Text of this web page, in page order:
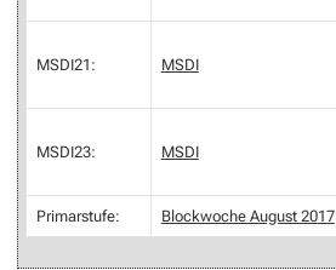
MSDI21: MSDI
MSDI23: MSDI
Primarstufe: Blockwoche August 2017